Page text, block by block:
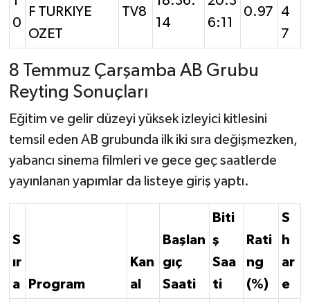
0
F TURKIYE
OZET
TV8
14
6:11
0.97
4
7
8 Temmuz Çarşamba AB Grubu
Reyting Sonuçları
Eğitim ve gelir düzeyi yüksek izleyici kitlesini
temsil eden AB grubunda ilk iki sıra değişmezken,
yabancı sinema filmleri ve gece geç saatlerde
yayınlanan yapımlar da listeye giriş yaptı.
S
ır
a
Program
Kan
al
Başlan
gıç
Saati
Biti
ş
Saa
ti
Rati
ng
(%)
S
h
ar
e